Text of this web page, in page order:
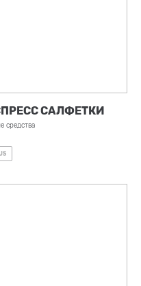
САЛФЕТКИ
средства